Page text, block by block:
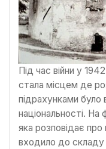
Під час війни у
стала місцем де
підрахунками було
національності. На
яка розповідає
входило до складу